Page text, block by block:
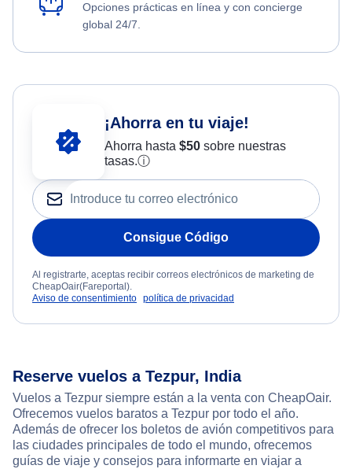
Opciones prácticas en línea y con concierge
global 24/7.
¡Ahorra en tu viaje!
Ahorra hasta $50sobre nuestras
tasas.ⓘ
Consigue Código
Al registrarte, aceptas recibir correos electrónicos de marketing de
CheapOair(Fareportal).
Aviso de consentimiento política de privacidad
Reserve vuelos a Tezpur, India
Vuelos a Tezpur siempre están a la venta con CheapOair.
Ofrecemos vuelos baratos a Tezpur por todo el año.
Además de ofrecer los boletos de avión competitivos para
las ciudades principales de todo el mundo, ofrecemos
guías de viaje y consejos para informarte en viajar a